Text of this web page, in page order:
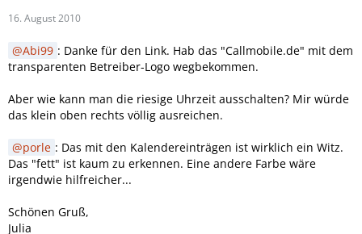
16. August 2010
Abi99 : Danke für den Link. Hab das "Callmobile.de" mit dem
transparenten Betreiber-Logo wegbekommen.
Aber wie kann man die riesige Uhrzeit ausschalten? Mir würde
das klein oben rechts völlig ausreichen.
porle : Das mit den Kalendereinträgen ist wirklich ein Witz.
Das "fett" ist kaum zu erkennen. Eine andere Farbe wäre
irgendwie hilfreicher...
Schönen Gruß,
Julia